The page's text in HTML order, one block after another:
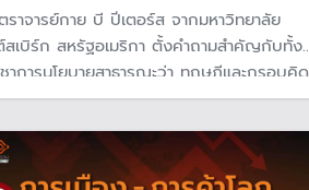
ราจารย์กาย บี ปีเตอร์ส จากมหาวิทยาลัย
เบิร์ก สหรัฐอเมริกา ตั้งคำถามสำคัญกับทั้ง
าการนโยบายสาธารณะว่า ทฤษฎีและกรอบคิด
โยบายสาธารณะที่เราใช้กันมาหลายสิบปีนั้น ยัง
ายเปลี่ยนเร็ว บางนโยบายสร้างมาหลาย
รษ แต่อาจยกเลิกได้